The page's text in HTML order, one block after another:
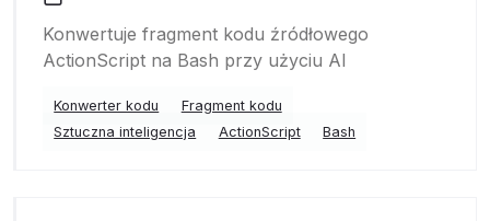
Konwertuje fragment kodu źródłowego
ActionScript na Bash przy użyciu AI
Konwerter kodu
Fragment kodu
Sztuczna inteligencja
ActionScript Bash